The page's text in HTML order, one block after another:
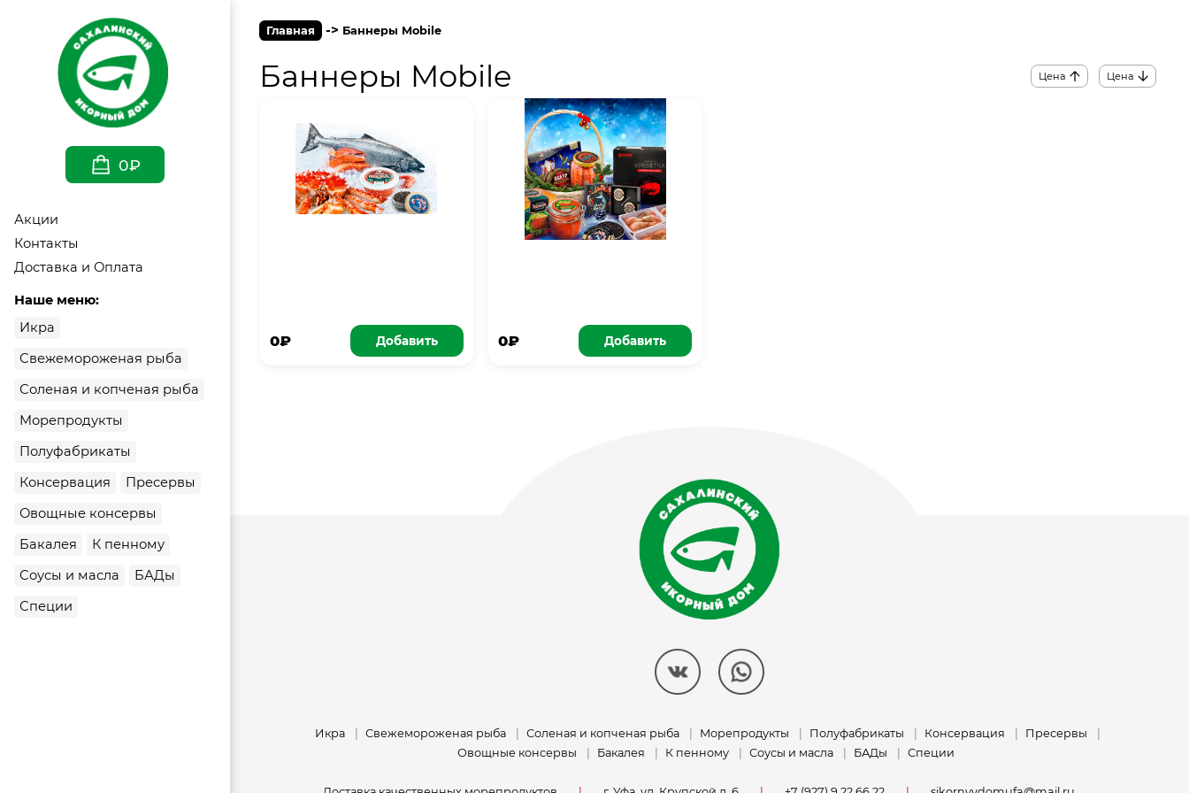
0₽
Акции
Контакты
Доставка и Оплата
Наше меню:
Икра
Свежемороженая рыба
Соленая и копченая рыба
Морепродукты
Полуфабрикаты
Консервация
Пресервы
Овощные консервы
Бакалея
К пенному
Соусы и масла
БАДы
Специи
Главная -> Баннеры Mobile
Баннеры Mobile Цена Цена
0₽ Добавить 0₽ Добавить
Икра Свежемороженая рыба Соленая и копченая рыба Морепродукты Полуфабрикаты Консервация
Пресервы
Овощные консервы
Бакалея К пенному Соусы и масла БАДы Специи